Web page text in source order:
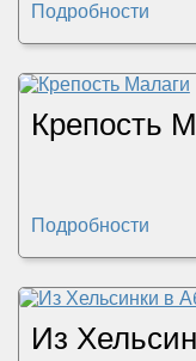
Подробности
Крепость
Подробности
Из